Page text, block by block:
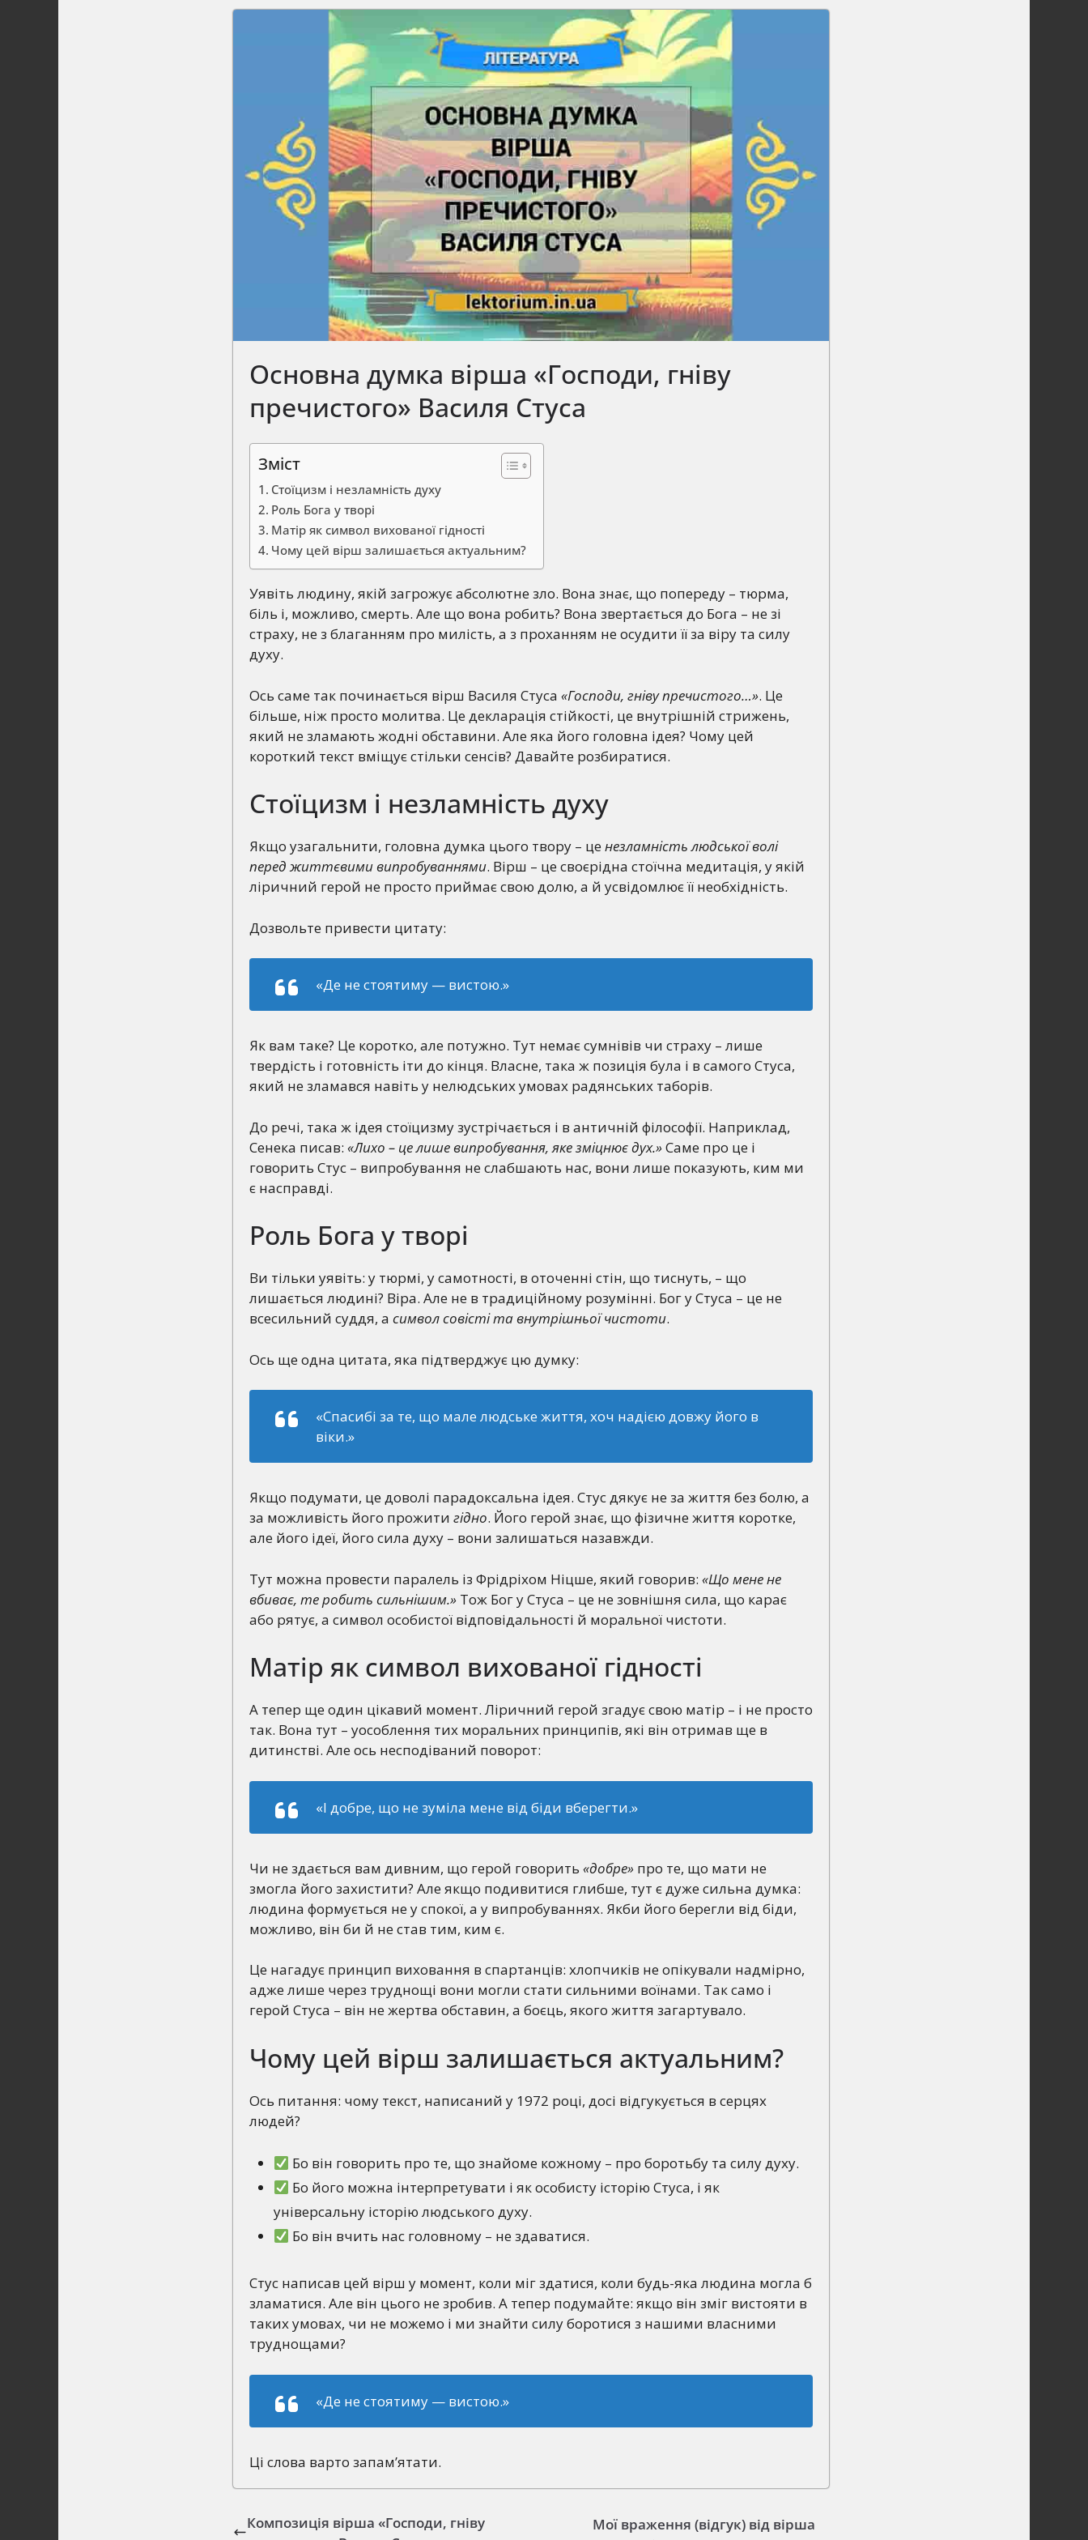
Основна думка вірша «Господи, гніву
пречистого» Василя Стуса
Зміст
Стоїцизм і незламність духу
Роль Бога у творі
Матір як символ вихованої гідності
Чому цей вірш залишається актуальним?
Уявіть людину, якій загрожує абсолютне зло. Вона знає, що попереду – тюрма,
біль і, можливо, смерть. Але що вона робить? Вона звертається до Бога – не зі
страху, не з благанням про милість, а з проханням не осудити її за віру та силу
духу.
Ось саме так починається вірш Василя Стуса «Господи, гніву пречистого…». Це
більше, ніж просто молитва. Це декларація стійкості, це внутрішній стрижень,
який не зламають жодні обставини. Але яка його головна ідея? Чому цей
короткий текст вміщує стільки сенсів? Давайте розбиратися.
Стоїцизм і незламність духу
Якщо узагальнити, головна думка цього твору – це незламність людської волі
перед життєвими випробуваннями. Вірш – це своєрідна стоїчна медитація, у якій
ліричний герой не просто приймає свою долю, а й усвідомлює її необхідність.
Дозвольте привести цитату:
«Де не стоятиму — вистою.»
Як вам таке? Це коротко, але потужно. Тут немає сумнівів чи страху – лише
твердість і готовність іти до кінця. Власне, така ж позиція була і в самого Стуса,
який не зламався навіть у нелюдських умовах радянських таборів.
До речі, така ж ідея стоїцизму зустрічається і в античній філософії. Наприклад,
Сенека писав: «Лихо – це лише випробування, яке зміцнює дух.»Саме про це і
говорить Стус – випробування не слабшають нас, вони лише показують, ким ми
є насправді.
Роль Бога у творі
Ви тільки уявіть: у тюрмі, у самотності, в оточенні стін, що тиснуть, – що
лишається людині? Віра. Але не в традиційному розумінні. Бог у Стуса – це не
всесильний суддя, а символ совісті та внутрішньої чистоти.
Ось ще одна цитата, яка підтверджує цю думку:
«Спасибі за те, що мале людське життя, хоч надією довжу його в
віки.»
Якщо подумати, це доволі парадоксальна ідея. Стус дякує не за життя без болю, а
за можливість його прожити гідно. Його герой знає, що фізичне життя коротке,
але його ідеї, його сила духу – вони залишаться назавжди.
Тут можна провести паралель із Фрідріхом Ніцше, який говорив: «Що мене не
вбиває, те робить сильнішим.» Тож Бог у Стуса – це не зовнішня сила, що карає
або рятує, а символ особистої відповідальності й моральної чистоти.
Матір як символ вихованої гідності
А тепер ще один цікавий момент. Ліричний герой згадує свою матір – і не просто
так. Вона тут – уособлення тих моральних принципів, які він отримав ще в
дитинстві. Але ось несподіваний поворот:
«І добре, що не зуміла мене від біди вберегти.»
Чи не здається вам дивним, що герой говорить «добре» про те, що мати не
змогла його захистити? Але якщо подивитися глибше, тут є дуже сильна думка:
людина формується не у спокої, а у випробуваннях. Якби його берегли від біди,
можливо, він би й не став тим, ким є.
Це нагадує принцип виховання в спартанців: хлопчиків не опікували надмірно,
адже лише через труднощі вони могли стати сильними воїнами. Так само і
герой Стуса – він не жертва обставин, а боєць, якого життя загартувало.
Чому цей вірш залишається актуальним?
Ось питання: чому текст, написаний у 1972 році, досі відгукується в серцях
людей?
Бо він говорить про те, що знайоме кожному – про боротьбу та силу духу.
Бо його можна інтерпретувати і як особисту історію Стуса, і як
універсальну історію людського духу.
Бо він вчить нас головному – не здаватися.
Стус написав цей вірш у момент, коли міг здатися, коли будь-яка людина могла б
зламатися. Але він цього не зробив. А тепер подумайте: якщо він зміг вистояти в
таких умовах, чи не можемо і ми знайти силу боротися з нашими власними
труднощами?
«Де не стоятиму — вистою.»
Ці слова варто запам’ятати.
Композиція вірша «Господи, гніву
Мої враження (відгук) від вірша